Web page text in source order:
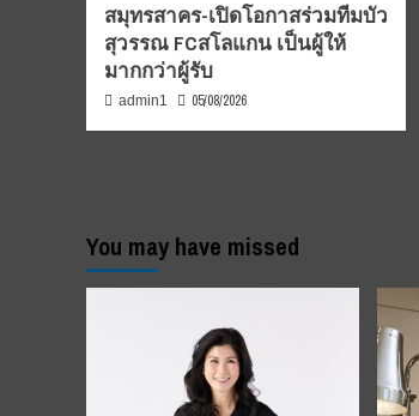
สมุทรสาคร-เปิดโอกาสร่วมทีมบัว
สุวรรณ FCสโลแกน เป็นผู้ให้
มากกว่าผู้รับ
admin1 05/08/2026
You may have missed